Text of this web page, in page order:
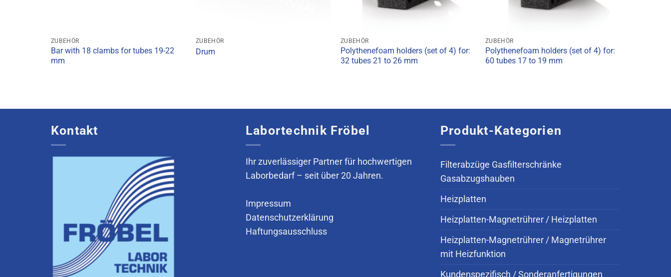
ZUBEHÖR
Bar with 18 clambs for tubes 19-22
mm
ZUBEHÖR
Drum
ZUBEHÖR
Polythenefoam holders (set of 4) for:
32 tubes 21 to 26 mm
ZUBEHÖR
Polythenefoam holders (set of 4) for:
60 tubes 17 to 19 mm
Kontakt Labortechnik Fröbel
Ihr zuverlässiger Partner für hochwertigen
Laborbedarf – seit über 20 Jahren.
Impressum
Datenschutzerklärung
Haftungsausschluss
Produkt-Kategorien
Filterabzüge Gasfilterschränke
Gasabzugshauben
Heizplatten
Heizplatten-Magnetrührer / Heizplatten
Heizplatten-Magnetrührer / Magnetrührer
mit Heizfunktion
Kundenspezifisch / Sonderanfertigungen